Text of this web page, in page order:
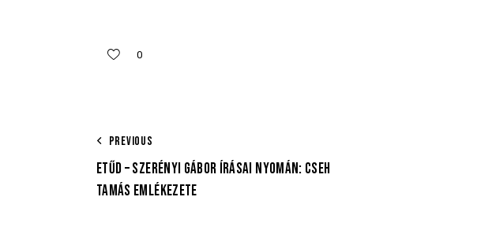
0
PREVIOUS
ETŰD – SZERÉNYI GÁBOR ÍRÁSAI NYOMÁN: CSEH
TAMÁS EMLÉKEZETE